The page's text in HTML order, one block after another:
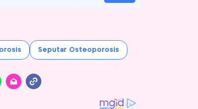
Seputar Osteoporosis